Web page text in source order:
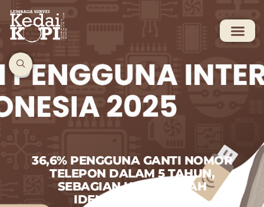
36,6% PENGGUNA GANTI NOMOR
TELEPON DALAM 5 TAHUN,
SEBAGIAN UNTUK UBAH
IDENTITAS DIGITAL